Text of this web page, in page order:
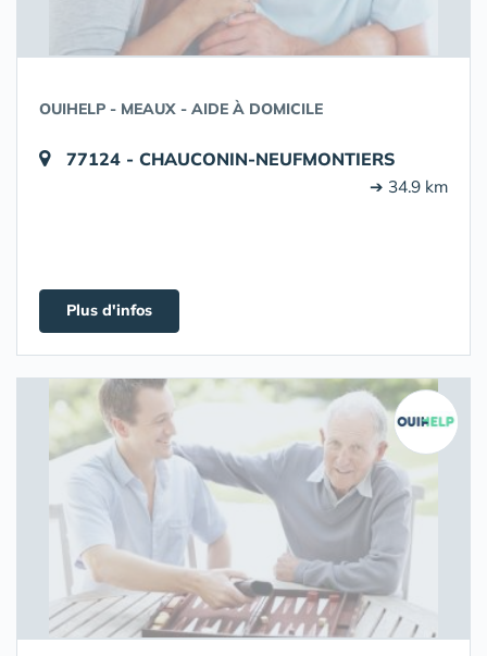
OUIHELP - MEAUX - AIDE À DOMICILE
77124 - CHAUCONIN-NEUFMONTIERS
➔ 34.9 km
Plus d'infos